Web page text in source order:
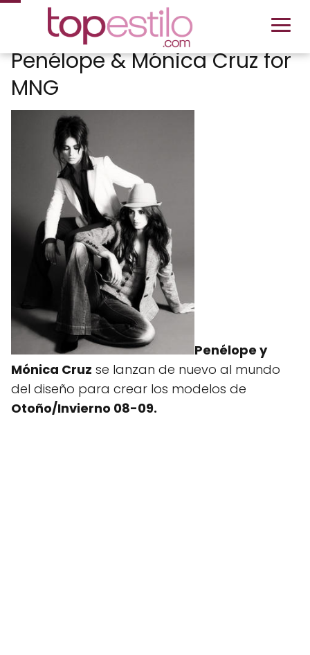
Penélope & Mónica Cruz for
MNG
Penélope y
Mónica Cruz se lanzan de nuevo al mundo
del diseño para crear los modelos de
Otoño/Invierno 08-09.